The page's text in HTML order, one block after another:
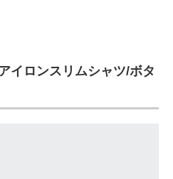
イロンスリムシャツ/ボタ